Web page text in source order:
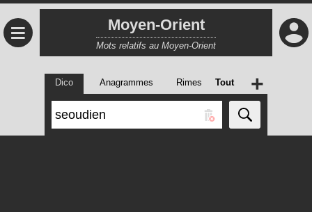
≡ Moyen-Orient
Mots relatifs au Moyen-Orient
Dico Anagrammes Rimes Tout +